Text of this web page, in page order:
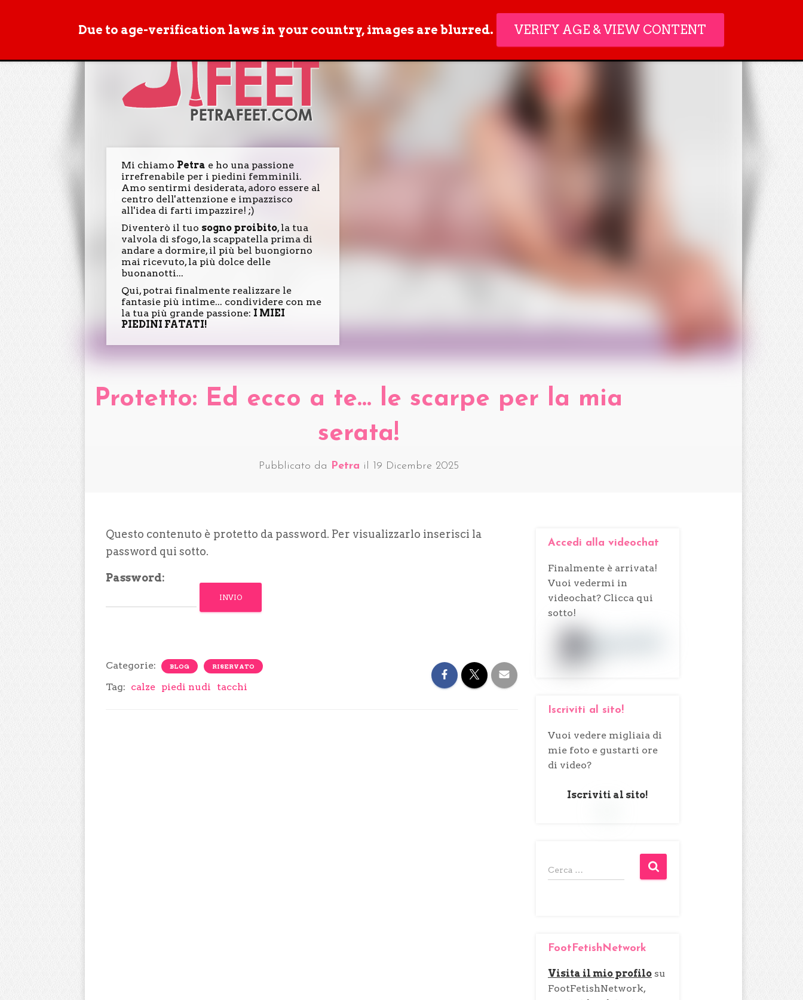
ACCESSO
Mi chiamo Petra e ho una passione
irrefrenabile per i piedini femminili.
Amo sentirmi desiderata, adoro essere al
centro dell'attenzione e impazzisco
all'idea di farti impazzire! ;)
Diventerò il tuo sogno proibito, la tua
valvola di sfogo, la scappatella prima di
andare a dormire, il più bel buongiorno
mai ricevuto, la più dolce delle
buonanotti...
Qui, potrai finalmente realizzare le
fantasie più intime... condividere con me
la tua più grande passione: I MIEI
PIEDINI FATATI!
Protetto: Ed ecco a te… le scarpe per la mia
serata!
Pubblicato da Petra il 19 Dicembre 2025
Questo contenuto è protetto da password. Per visualizzarlo inserisci la
password qui sotto.
Password:
Categorie: BLOG RISERVATO
Tag: calze piedi nudi tacchi
Accedi alla videochat
Finalmente è arrivata!
Vuoi vedermi in
videochat? Clicca qui
sotto!
Iscriviti al sito!
Vuoi vedere migliaia di
mie foto e gustarti ore
di video?
Iscriviti al sito!
R
i
p
e
Cerca …
FootFetishNetwork
Visita il mio profilo su
FootFetishNetwork,
Due to age-verification laws in your country, images are blurred. VERIFY AGE & VIEW CONTENT